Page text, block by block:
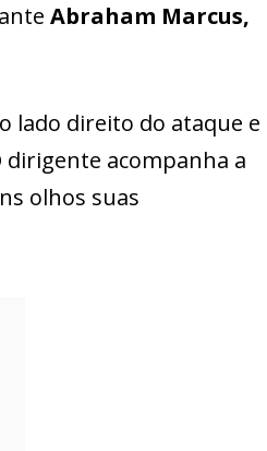
Abraham Marcus,
lado direito do ataque e
dirigente acompanha a
olhos suas